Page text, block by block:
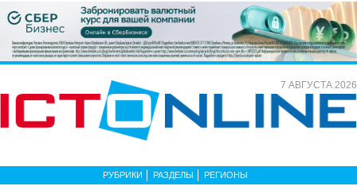
7 АВГУСТА 2026
РУБРИКИ РАЗДЕЛЫ РЕГИОНЫ